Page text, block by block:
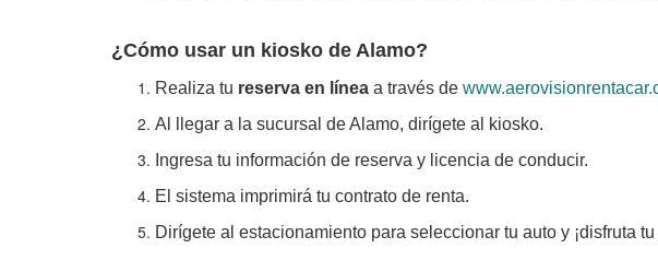
¿Cómo usar un kiosko de Alamo?
Realiza tu reserva en línea a través de
Al llegar a la sucursal de Alamo, dirígete al kiosko.
Ingresa tu información de reserva y licencia de conducir.
El sistema imprimirá tu contrato de renta.
Dirígete al estacionamiento para seleccionar tu auto y ¡disfruta